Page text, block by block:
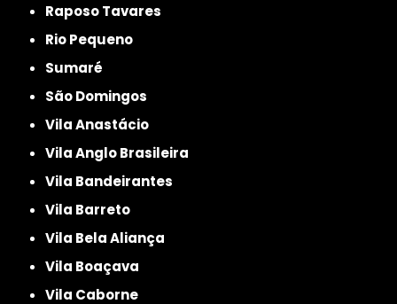
Raposo Tavares
Rio Pequeno
Sumaré
São Domingos
Vila Anastácio
Vila Anglo Brasileira
Vila Bandeirantes
Vila Barreto
Vila Bela Aliança
Vila Boaçava
Vila Caborne